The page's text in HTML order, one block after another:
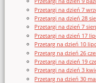
Przetargi na dzień 7
Przetargi na dzień 28
Przetargi na dzień 7
Przetargi na dzień 17
Przetarg na dzień 10
Przetarg na dzień 26
Przetargi na dzień 19
Przetargi na dzień 3
Przetarg na dzień 30